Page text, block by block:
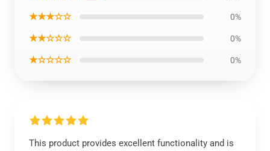
★★★☆☆ 0%
★★☆☆☆ 0%
★☆☆☆☆ 0%
This product provides excellent functionality and is